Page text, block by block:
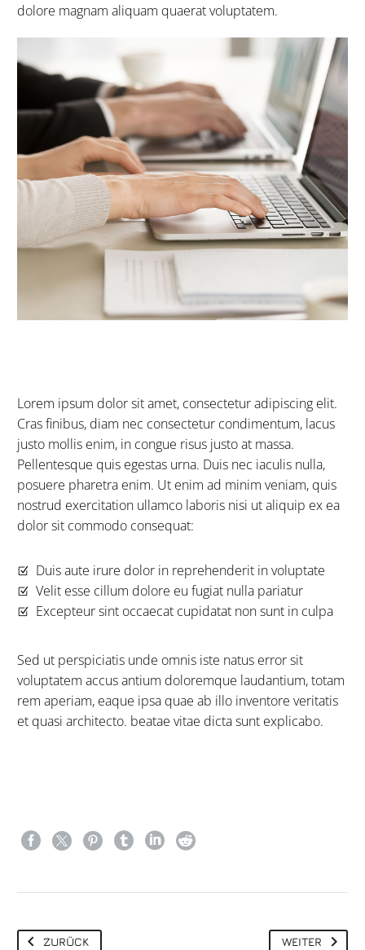
dolore magnam aliquam quaerat voluptatem.
Lorem ipsum dolor sit amet, consectetur adipiscing elit.
Cras finibus, diam nec consectetur condimentum, lacus
justo mollis enim, in congue risus justo at massa.
Pellentesque quis egestas urna. Duis nec iaculis nulla,
posuere pharetra enim. Ut enim ad minim veniam, quis
nostrud exercitation ullamco laboris nisi ut aliquip ex ea
dolor sit commodo consequat:
Duis aute irure dolor in reprehenderit in voluptate
Velit esse cillum dolore eu fugiat nulla pariatur
Excepteur sint occaecat cupidatat non sunt in culpa
Sed ut perspiciatis unde omnis iste natus error sit
voluptatem accus antium doloremque laudantium, totam
rem aperiam, eaque ipsa quae ab illo inventore veritatis
et quasi architecto. beatae vitae dicta sunt explicabo.
ZURÜCK WEITER